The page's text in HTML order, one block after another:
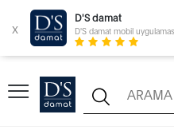
x
D'S damat
D'S damat mobil